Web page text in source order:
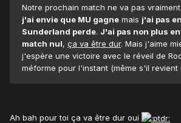
Notre prochain match ne va pas
j'ai envie que MU gagne mais j'ai pas
Sunderland perde. J'ai pas non plus
match nul, ça va être dur. Mais j'aime
j'espère une victoire avec le réveil de
méforme pour l'instant (même s'il revient
Ah bah pour toi ça va être dur oui